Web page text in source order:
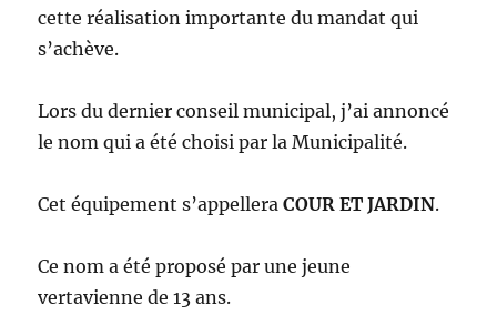
cette réalisation importante du mandat qui
s’achève.
Lors du dernier conseil municipal, j’ai annoncé
le nom qui a été choisi par la Municipalité.
Cet équipement s’appelleraCOUR ET JARDIN.
Ce nom a été proposé par une jeune
vertavienne de 13 ans.